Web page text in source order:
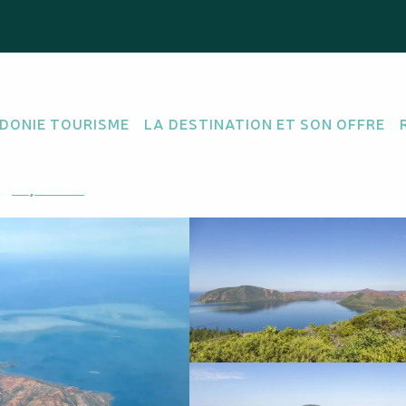
TOURISME LA DESTINATION ET SON OFFRE